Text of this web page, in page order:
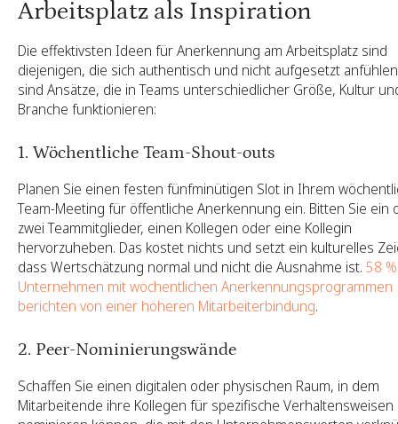
Arbeitsplatz als Inspiration
Die effektivsten Ideen für Anerkennung am Arbeitsplatz sind
diejenigen, die sich authentisch und nicht aufgesetzt
sind Ansätze, die in Teams unterschiedlicher Größe, Kultur
Branche funktionieren:
1. Wöchentliche Team-Shout-outs
Planen Sie einen festen fünfminütigen Slot in Ihrem
Team-Meeting für öffentliche Anerkennung ein. Bitten Sie ein
zwei Teammitglieder, einen Kollegen oder eine Kollegin
hervorzuheben. Das kostet nichts und setzt ein kulturelles
dass Wertschätzung normal und nicht die Ausnahme ist. 58
Unternehmen mit wöchentlichen Anerkennungsprogrammen
berichten von einer höheren Mitarbeiterbindung.
2. Peer-Nominierungswände
Schaffen Sie einen digitalen oder physischen Raum, in dem
Mitarbeitende ihre Kollegen für spezifische Verhaltensweisen